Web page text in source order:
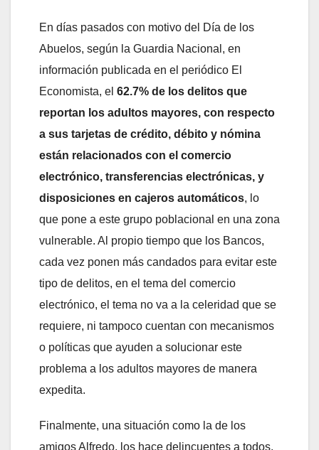
En días pasados con motivo del Día de los
Abuelos, según la Guardia Nacional, en
información publicada en el periódico El
Economista, el 62.7% de los delitos que
reportan los adultos mayores, con respecto
a sus tarjetas de crédito, débito y nómina
están relacionados con el comercio
electrónico, transferencias electrónicas, y
disposiciones en cajeros automáticos, lo
que pone a este grupo poblacional en una zona
vulnerable. Al propio tiempo que los Bancos,
cada vez ponen más candados para evitar este
tipo de delitos, en el tema del comercio
electrónico, el tema no va a la celeridad que se
requiere, ni tampoco cuentan con mecanismos
o políticas que ayuden a solucionar este
problema a los adultos mayores de manera
expedita.
Finalmente, una situación como la de los
amigos Alfredo, los hace delincuentes a todos,